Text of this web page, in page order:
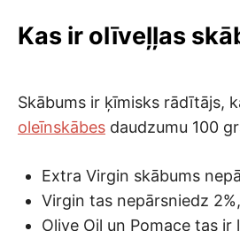
Kas ir olīveļļas
Skābums ir ķīmisks rādītājs,
oleīnskābes daudzumu 100
Extra Virgin skābums
Virgin tas nepārsniedz 2%,
Olive Oil un Pomace tas ir